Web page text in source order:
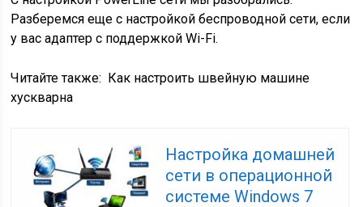
Разберемся еще с настройкой беспроводной сети, если
у вас адаптер с поддержкой Wi-Fi.
Читайте также: Как настроить швейную машине
хускварна
Настройка домашней
сети в операционной
системе Windows 7